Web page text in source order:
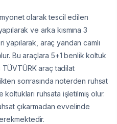
olarak tescil edilen
ve arka kısmına 3
yapılarak, araç yandan camlı
Bu araçlara 5+1 benlik koltuk
araç tadilat
sonrasında noterden ruhsat
koltukları ruhsata işletilmiş olur.
çıkarmadan evvelinde